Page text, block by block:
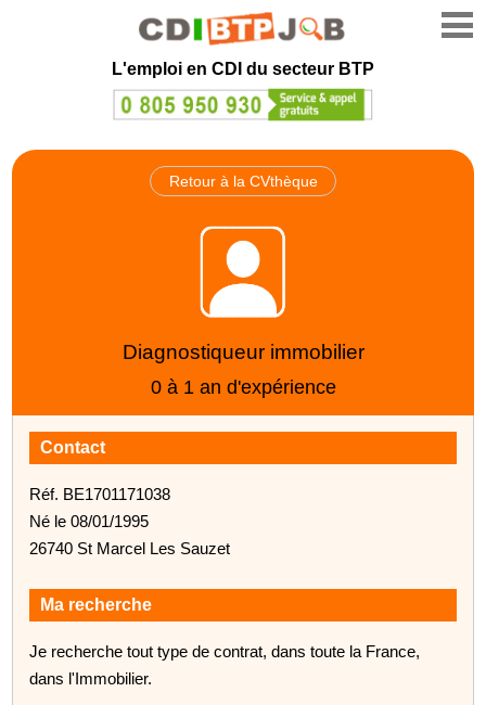
L'emploi en CDI du secteur BTP
Retour à la CVthèque
Diagnostiqueur immobilier
0 à 1 an d'expérience
Contact
Réf. BE1701171038
Né le 08/01/1995
26740 St Marcel Les Sauzet
Ma recherche
Je recherche tout type de contrat, dans toute la France,
dans l'Immobilier.